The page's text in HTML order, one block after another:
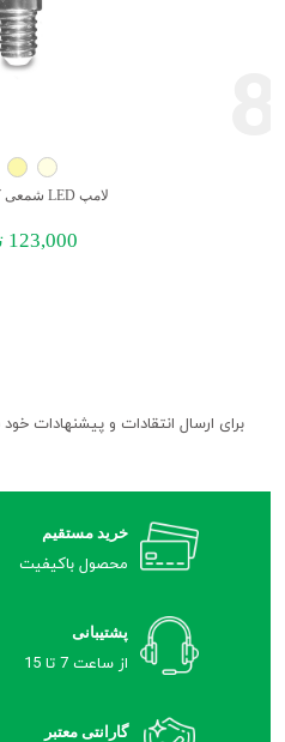
لامپ LED شمعی کریستال 8W
123,000
برای ارسال انتقادات و پیشنهادات
خرید مستقیم
محصول باکیفیت
پشتیبانی
از ساعت 7 تا 15
گارانتی معتبر